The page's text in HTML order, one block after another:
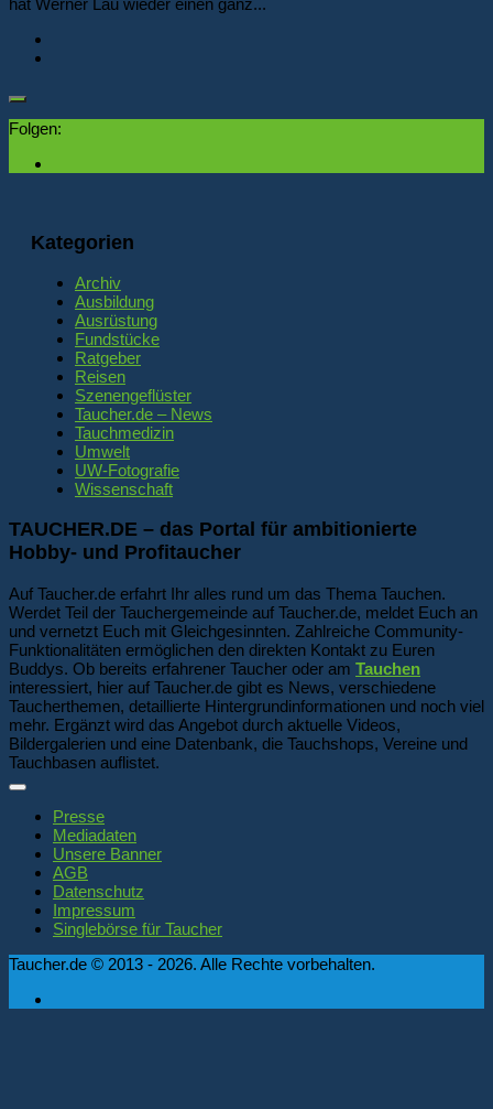
hat Werner Lau wieder einen ganz...
Folgen:
Kategorien
Archiv
Ausbildung
Ausrüstung
Fundstücke
Ratgeber
Reisen
Szenengeflüster
Taucher.de – News
Tauchmedizin
Umwelt
UW-Fotografie
Wissenschaft
TAUCHER.DE – das Portal für ambitionierte
Hobby- und Profitaucher
Auf Taucher.de erfahrt Ihr alles rund um das Thema Tauchen.
Werdet Teil der Tauchergemeinde auf Taucher.de, meldet Euch an
und vernetzt Euch mit Gleichgesinnten. Zahlreiche Community-
Funktionalitäten ermöglichen den direkten Kontakt zu Euren
Buddys. Ob bereits erfahrener Taucher oder am Tauchen
interessiert, hier auf Taucher.de gibt es News, verschiedene
Taucherthemen, detaillierte Hintergrundinformationen und noch viel
mehr. Ergänzt wird das Angebot durch aktuelle Videos,
Bildergalerien und eine Datenbank, die Tauchshops, Vereine und
Tauchbasen auflistet.
Presse
Mediadaten
Unsere Banner
AGB
Datenschutz
Impressum
Singlebörse für Taucher
Taucher.de © 2013 - 2026. Alle Rechte vorbehalten.